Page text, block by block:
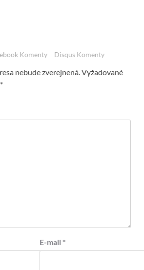
Komenty Disqus Komenty
nebude zverejnená.Vyžadované
*
E-mail *